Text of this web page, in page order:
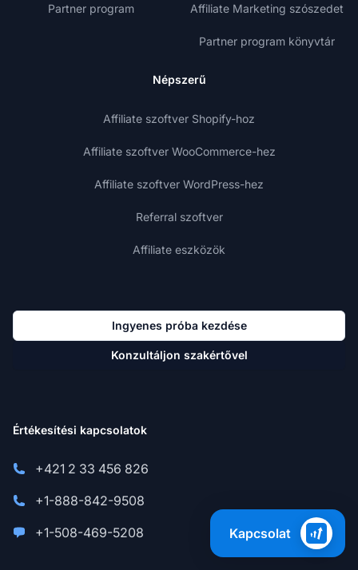
Partner program Affiliate Marketing szószedet
Partner program könyvtár
Népszerű
Affiliate szoftver Shopify-hoz
Affiliate szoftver WooCommerce-hez
Affiliate szoftver WordPress-hez
Referral szoftver
Affiliate eszközök
Ingyenes próba kezdése
Konzultáljon szakértővel
Értékesítési kapcsolatok
+421 2 33 456 826
+1-888-842-9508
+1-508-469-5208
Kapcsolat